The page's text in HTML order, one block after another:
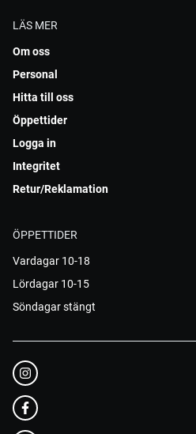
LÄS MER
Om oss
Personal
Hitta till oss
Öppettider
Logga in
Integritet
Retur/Reklamation
ÖPPETTIDER
Vardagar 10-18
Lördagar 10-15
Söndagar stängt